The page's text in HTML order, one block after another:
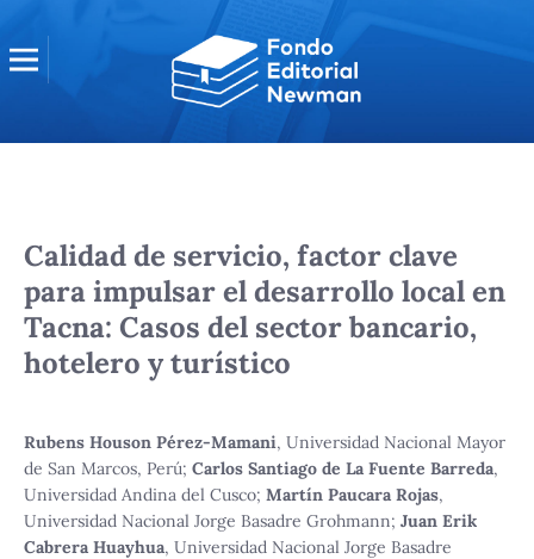
Calidad de servicio, factor clave
para impulsar el desarrollo local en
Tacna: Casos del sector bancario,
hotelero y turístico
Rubens Houson Pérez-Mamani, Universidad Nacional Mayor
de San Marcos, Perú; Carlos Santiago de La Fuente Barreda,
Universidad Andina del Cusco; Martín Paucara Rojas,
Universidad Nacional Jorge Basadre Grohmann; Juan Erik
Cabrera Huayhua, Universidad Nacional Jorge Basadre